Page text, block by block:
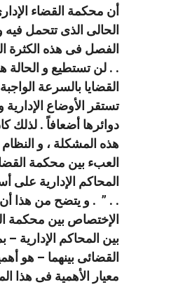
أن محكمة القضاء
الحالى الذى تتحمل
الفصل فى هذه الكثرة
. . لن تستطيع و
القضايا بالسرعة
تستقر الأوضاع الإدارية
دوائرها أضعافاً . لذلك
هذه المشكلة ، و
العبء بين محكمة
المحاكم الإدارية على
. . ” ‏. و يتضح من هذا أن
الإختصاص بين محكمة
بين المحاكم الإدارية –
القضائى بينهما – هو
معيار الأهمية فى هذا